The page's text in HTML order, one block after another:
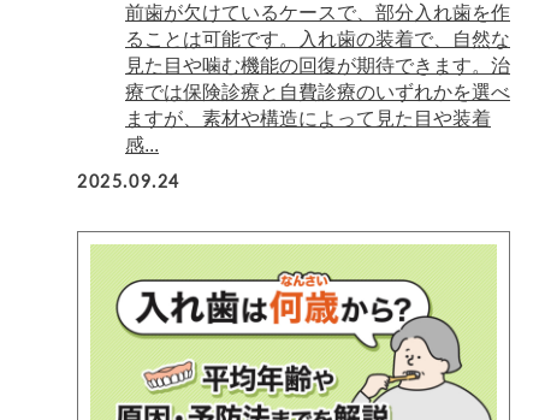
前歯が欠けているケースで、部分入れ歯を作
ることは可能です。入れ歯の装着で、自然な
見た目や噛む機能の回復が期待できます。治
療では保険診療と自費診療のいずれかを選べ
ますが、素材や構造によって見た目や装着
感...
2025.09.24